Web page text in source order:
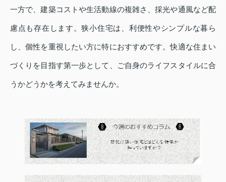
一方で、建築コストや生活動線の複雑さ、採光や通風など配
慮点も存在します。狭小住宅は、利便性やシンプルな暮ら
し、個性を重視したい方に特におすすめです。快適な住まい
づくりを目指す第一歩として、ご自身のライフスタイルに合
うかどうかを考えてみませんか。